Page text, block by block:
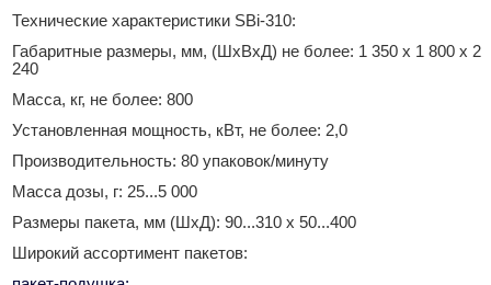
Технические характеристики SBi-310:
Габаритные размеры, мм, (ШхВхД) не более: 1 350 х 1 800 х 2
240
Масса, кг, не более: 800
Установленная мощность, кВт, не более: 2,0
Производительность: 80 упаковок/минуту
Масса дозы, г: 25...5 000
Размеры пакета, мм (ШхД): 90...310 х 50...400
Широкий ассортимент пакетов: